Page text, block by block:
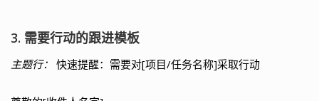
3. 需要行动的跟进模板
主题行： 快速提醒：需要对[项目/任务名称]采取行动